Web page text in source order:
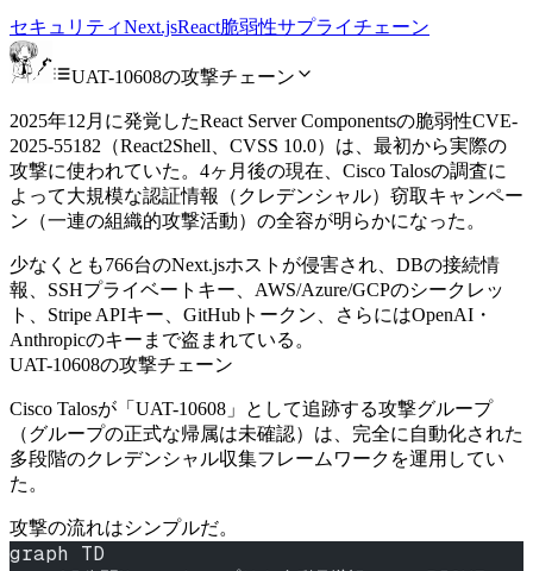
セキュリティNext.jsReact脆弱性サプライチェーン
UAT-10608の攻撃チェーン
2025年12月に発覚したReact Server Componentsの脆弱性CVE-
2025-55182（React2Shell、CVSS 10.0）は、最初から実際の
攻撃に使われていた。4ヶ月後の現在、Cisco Talosの調査に
よって大規模な認証情報（クレデンシャル）窃取キャンペー
ン（一連の組織的攻撃活動）の全容が明らかになった。
少なくとも766台のNext.jsホストが侵害され、DBの接続情
報、SSHプライベートキー、AWS/Azure/GCPのシークレッ
ト、Stripe APIキー、GitHubトークン、さらにはOpenAI・
Anthropicのキーまで盗まれている。
UAT-10608の攻撃チェーン
Cisco Talosが「UAT-10608」として追跡する攻撃グループ
（グループの正式な帰属は未確認）は、完全に自動化された
多段階のクレデンシャル収集フレームワークを運用してい
た。
攻撃の流れはシンプルだ。
graph TD